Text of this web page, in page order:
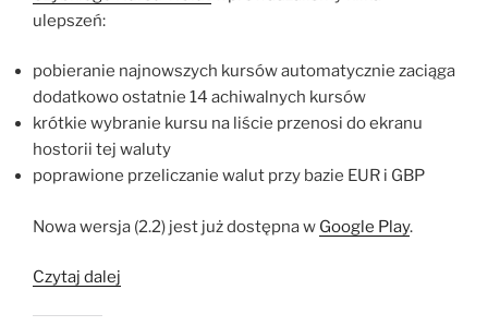
ulepszeń:
pobieranie najnowszych kursów automatycznie zaciąga
dodatkowo ostatnie 14 achiwalnych kursów
krótkie wybranie kursu na liście przenosi do ekranu
hostorii tej waluty
poprawione przeliczanie walut przy bazie EUR i GBP
Nowa wersja (2.2) jest już dostępna w Google Play.
Czytaj dalej